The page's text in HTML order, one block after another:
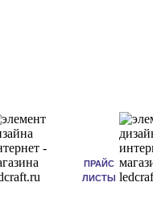
ПРАЙС
ЛИСТЫ